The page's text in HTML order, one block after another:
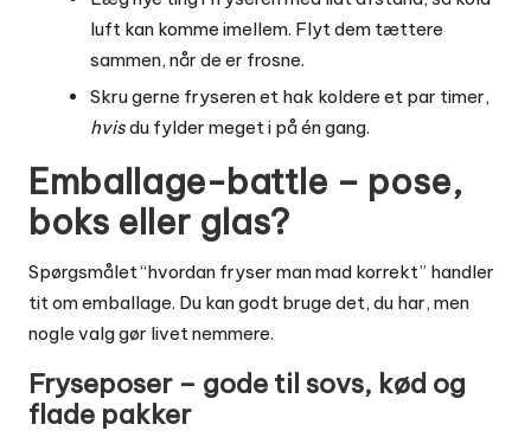
luft kan komme imellem. Flyt dem tættere
sammen, når de er frosne.
Skru gerne fryseren et hak koldere et par timer,
hvisdu fylder meget i på én gang.
Emballage-battle – pose,
boks eller glas?
Spørgsmålet “hvordan fryser man mad korrekt” handler
tit om emballage. Du kan godt bruge det, du har, men
nogle valg gør livet nemmere.
Fryseposer – gode til sovs, kød og
flade pakker